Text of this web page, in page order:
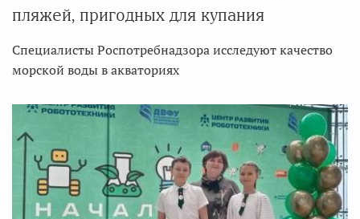
пляжей, пригодных для купания
Специалисты Роспотребнадзора исследуют качество
морской воды в акваториях